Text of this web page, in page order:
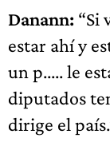
Danann: “Si
estar ahí y
un p..... le
diputados
dirige el